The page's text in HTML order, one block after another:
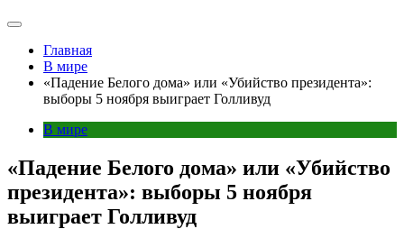
Главная
В мире
«Падение Белого дома» или «Убийство президента»:
выборы 5 ноября выиграет Голливуд
В мире
«Падение Белого дома» или «Убийство
президента»: выборы 5 ноября
выиграет Голливуд